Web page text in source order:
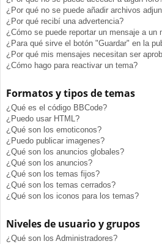
¿Por qué no se puede añadir archivos
¿Por qué recibí una advertencia?
¿Cómo se puede reportar un mensaje a un
¿Para qué sirve el botón "Guardar" en la
¿Por qué mis mensajes necesitan ser
¿Cómo hago para reactivar un tema?
Formatos y tipos de temas
¿Qué es el código BBCode?
¿Puedo usar HTML?
¿Qué son los emoticonos?
¿Puedo publicar imagenes?
¿Qué son los anuncios globales?
¿Qué son los anuncios?
¿Qué son los temas fijos?
¿Qué son los temas cerrados?
¿Qué son los iconos para los temas?
Niveles de usuario y grupos
¿Qué son los Administradores?